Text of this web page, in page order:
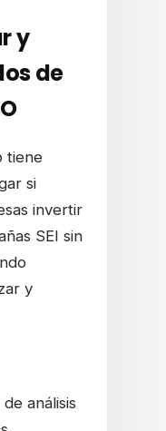
y
de
tiene
si
invertir
SEI sin
y
análisis